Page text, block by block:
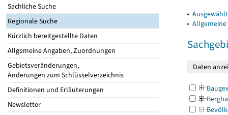
Sachliche Suche
Regionale Suche
Kürzlich bereitgestellte Daten
Allgemeine Angaben, Zuordnungen
Gebietsveränderungen,
Änderungen zum Schlüsselverzeichnis
Definitionen und Erläuterungen
Newsletter
▸
▸